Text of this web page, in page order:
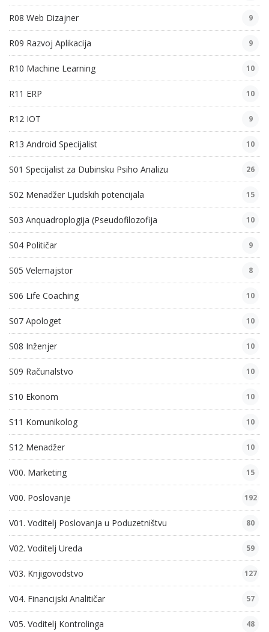
R08 Web Dizajner 9
R09 Razvoj Aplikacija 9
R10 Machine Learning 10
R11 ERP 10
R12 IOT 9
R13 Android Specijalist 10
S01 Specijalist za Dubinsku Psiho Analizu 26
S02 Menadžer Ljudskih potencijala 15
S03 Anquadroplogija (Pseudofilozofija 10
S04 Političar 9
S05 Velemajstor 8
S06 Life Coaching 10
S07 Apologet 10
S08 Inženjer 10
S09 Računalstvo 10
S10 Ekonom 10
S11 Komunikolog 10
S12 Menadžer 10
V00. Marketing 15
V00. Poslovanje 192
V01. Voditelj Poslovanja u Poduzetništvu 80
V02. Voditelj Ureda 59
V03. Knjigovodstvo 127
V04. Financijski Analitičar 57
V05. Voditelj Kontrolinga 48